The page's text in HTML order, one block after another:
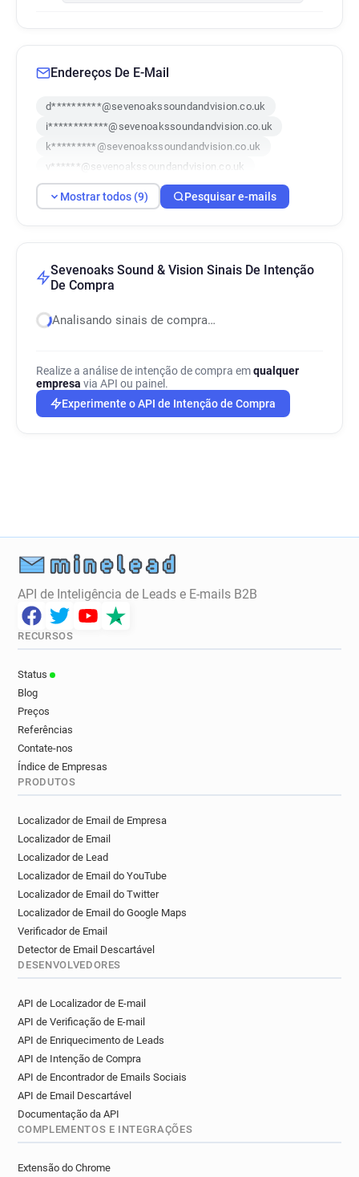
Endereços De E-Mail
d**********@sevenoakssoundandvision.co.uk
i************@sevenoakssoundandvision.co.uk
k*********@sevenoakssoundandvision.co.uk
v******@sevenoakssoundandvision.co.uk
r******@sevenoakssoundandvision.co.uk
u**********@sevenoakssoundandvision.co.uk
u**********@sevenoakssoundandvision.co.uk
Mostrar todos (9) Pesquisar e-mails
Sevenoaks Sound & Vision Sinais De Intenção
De Compra
Analisando sinais de compra…
Realize a análise de intenção de compra emqualquer
empresa via API ou painel.
Experimente o API de Intenção de Compra
API de Inteligência de Leads e E-mails B2B
RECURSOS
Status
Blog
Preços
Referências
Contate-nos
Índice de Empresas
PRODUTOS
Localizador de Email de Empresa
Localizador de Email
Localizador de Lead
Localizador de Email do YouTube
Localizador de Email do Twitter
Localizador de Email do Google Maps
Verificador de Email
Detector de Email Descartável
DESENVOLVEDORES
API de Localizador de E-mail
API de Verificação de E-mail
API de Enriquecimento de Leads
API de Intenção de Compra
API de Encontrador de Emails Sociais
API de Email Descartável
Documentação da API
COMPLEMENTOS E INTEGRAÇÕES
Extensão do Chrome